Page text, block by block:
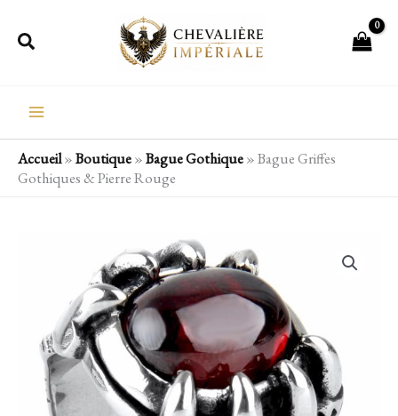
Rechercher
Accueil»Boutique»Bague Gothique»Bague Griffes
Gothiques & Pierre Rouge
Griffes
Gothiques
Pierre